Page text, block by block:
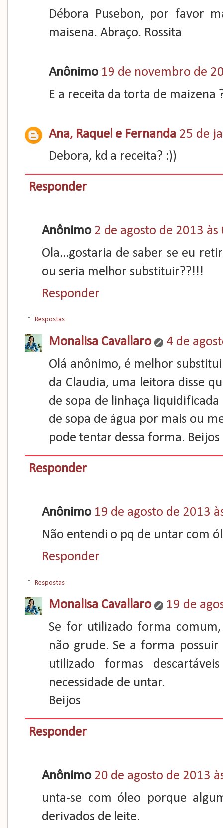
Débora Pusebon, por favor
maisena. Abraço. Rossita
Anônimo 19 de novembro de
E a receita da torta de maizena
Ana, Raquel e Fernanda 25 de
Debora, kd a receita? :))
Responder
Anônimo 2 de agosto de 2013 às
Ola...gostaria de saber se eu
ou seria melhor substituir??!!!
Responder
Respostas
Monalisa Cavallaro
4 de
Olá anônimo, é melhor
da Claudia, uma leitora disse
de sopa de linhaça
de sopa de água por mais ou
pode tentar dessa forma. Beijos
Responder
Anônimo 19 de agosto de 2013
Não entendi o pq de untar com
Responder
Respostas
Monalisa Cavallaro
19 de
Se for utilizado forma
não grude. Se a forma
utilizado formas
necessidade de untar.
Beijos
Responder
Anônimo 20 de agosto de 2013
unta-se com óleo porque
derivados de leite.